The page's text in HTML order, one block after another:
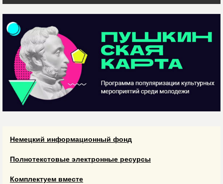
Немецкий информационный фонд
Полнотекстовые электронные ресурсы
Комплектуем вместе